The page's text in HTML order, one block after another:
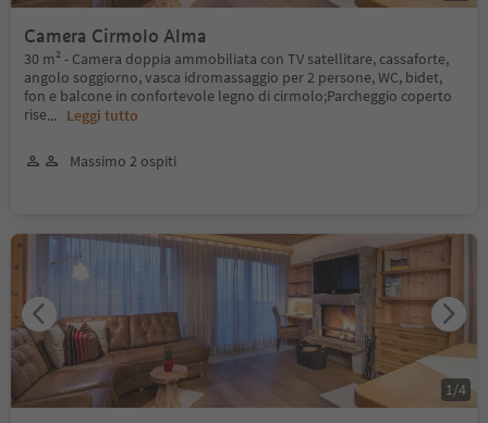
Camera Cirmolo Alma
30 m² - Camera doppia ammobiliata con TV satellitare, cassaforte,
angolo soggiorno, vasca idromassaggio per 2 persone, WC, bidet,
fon e balcone in confortevole legno di cirmolo;Parcheggio coperto
rise... Leggi tutto
Massimo 2 ospiti
1 /4